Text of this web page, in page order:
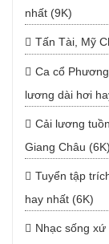
nhất (9K)
Tấn Tài, Mỹ
Ca cổ
lương dài hơi
Cải lương
Giang Châu (6K)
Tuyển tập
hay nhất (6K)
Nhạc sống xứ